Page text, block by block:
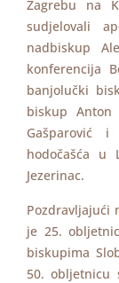
Zagrebu na
sudjelovali
nadbiskup
konferencija
banjolučki
biskup
Gašparović
hodočašća u
Jezerinac.
Pozdravljajući
je 25.
biskupima
50. obljetnicu